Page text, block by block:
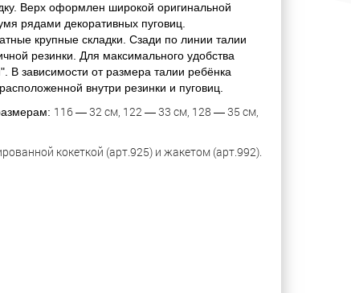
Верх оформлен широкой оригинальной
рядами декоративных пуговиц.
крупные складки. Сзади по линии талии
резинки. Для максимального удобства
В зависимости от размера талии ребёнка
внутри резинки и пуговиц.
116—32 см, 122 —33 см, 128 —35 см,
кокеткой (арт.925) и жакетом (арт.992).